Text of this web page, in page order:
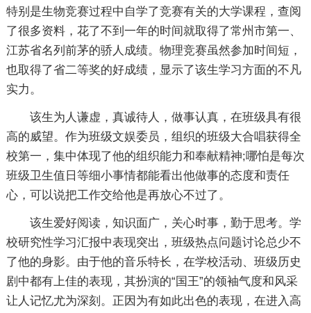
特别是生物竞赛过程中自学了竞赛有关的大学课程，查阅
了很多资料，花了不到一年的时间就取得了常州市第一、
江苏省名列前茅的骄人成绩。物理竞赛虽然参加时间短，
也取得了省二等奖的好成绩，显示了该生学习方面的不凡
实力。
该生为人谦虚，真诚待人，做事认真，在班级具有很
高的威望。作为班级文娱委员，组织的班级大合唱获得全
校第一，集中体现了他的组织能力和奉献精神;哪怕是每次
班级卫生值日等细小事情都能看出他做事的态度和责任
心，可以说把工作交给他是再放心不过了。
该生爱好阅读，知识面广，关心时事，勤于思考。学
校研究性学习汇报中表现突出，班级热点问题讨论总少不
了他的身影。由于他的音乐特长，在学校活动、班级历史
剧中都有上佳的表现，其扮演的“国王”的领袖气度和风采
让人记忆尤为深刻。正因为有如此出色的表现，在进入高